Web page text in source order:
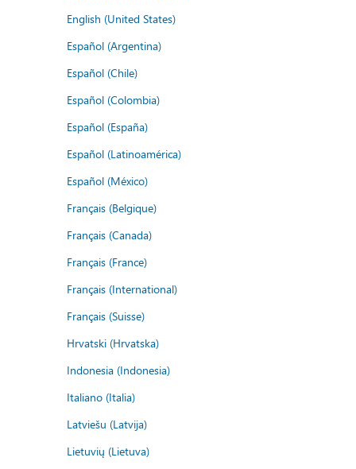
English (United States)
Español (Argentina)
Español (Chile)
Español (Colombia)
Español (España)
Español (Latinoamérica)
Español (México)
Français (Belgique)
Français (Canada)
Français (France)
Français (International)
Français (Suisse)
Hrvatski (Hrvatska)
Indonesia (Indonesia)
Italiano (Italia)
Latviešu (Latvija)
Lietuvių (Lietuva)